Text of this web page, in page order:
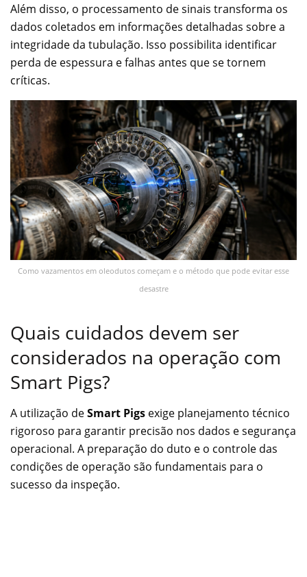
Além disso, o processamento de sinais transforma os
dados coletados em informações detalhadas sobre a
integridade da tubulação. Isso possibilita identificar
perda de espessura e falhas antes que se tornem
críticas.
Como vazamentos em oleodutos começam e o método que pode evitar esse
desastre
Quais cuidados devem ser
considerados na operação com
Smart Pigs?
A utilização deSmart Pigs exige planejamento técnico
rigoroso para garantir precisão nos dados e segurança
operacional. A preparação do duto e o controle das
condições de operação são fundamentais para o
sucesso da inspeção.